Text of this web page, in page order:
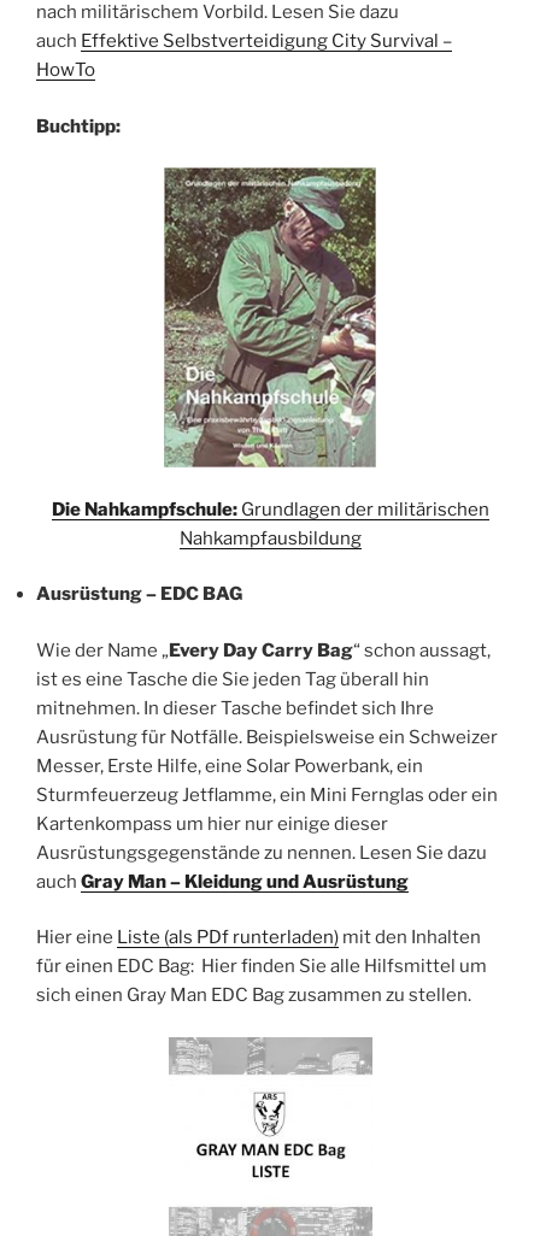
nach militärischem Vorbild. Lesen Sie dazu
auch Effektive Selbstverteidigung City Survival –
HowTo
Buchtipp:
Die Nahkampfschule:Grundlagen der militärischen
Nahkampfausbildung
Ausrüstung – EDC BAG
Wie der Name „Every Day Carry Bag“ schon aussagt,
ist es eine Tasche die Sie jeden Tag überall hin
mitnehmen. In dieser Tasche befindet sich Ihre
Ausrüstung für Notfälle. Beispielsweise ein Schweizer
Messer, Erste Hilfe, eine Solar Powerbank, ein
Sturmfeuerzeug Jetflamme, ein Mini Fernglas oder ein
Kartenkompass um hier nur einige dieser
Ausrüstungsgegenstände zu nennen. Lesen Sie dazu
auch Gray Man – Kleidung und Ausrüstung
Hier eine Liste (als PDf runterladen) mit den Inhalten
für einen EDC Bag: Hier finden Sie alle Hilfsmittel um
sich einen Gray Man EDC Bag zusammen zu stellen.